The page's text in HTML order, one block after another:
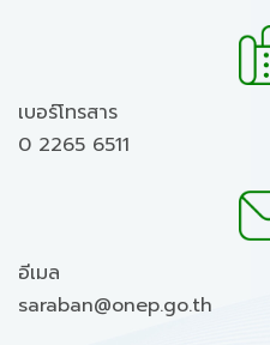
เบอร์โทรสาร
0 2265 6511
อีเมล
saraban@onep.go.th